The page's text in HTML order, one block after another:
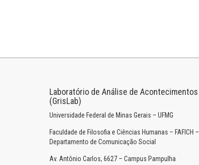
Laboratório de Análise de Acontecimentos
(GrisLab)
Universidade Federal de Minas Gerais – UFMG
Faculdade de Filosofia e Ciências Humanas – FAFICH –
Departamento de Comunicação Social
Av. Antônio Carlos, 6627 – Campus Pampulha